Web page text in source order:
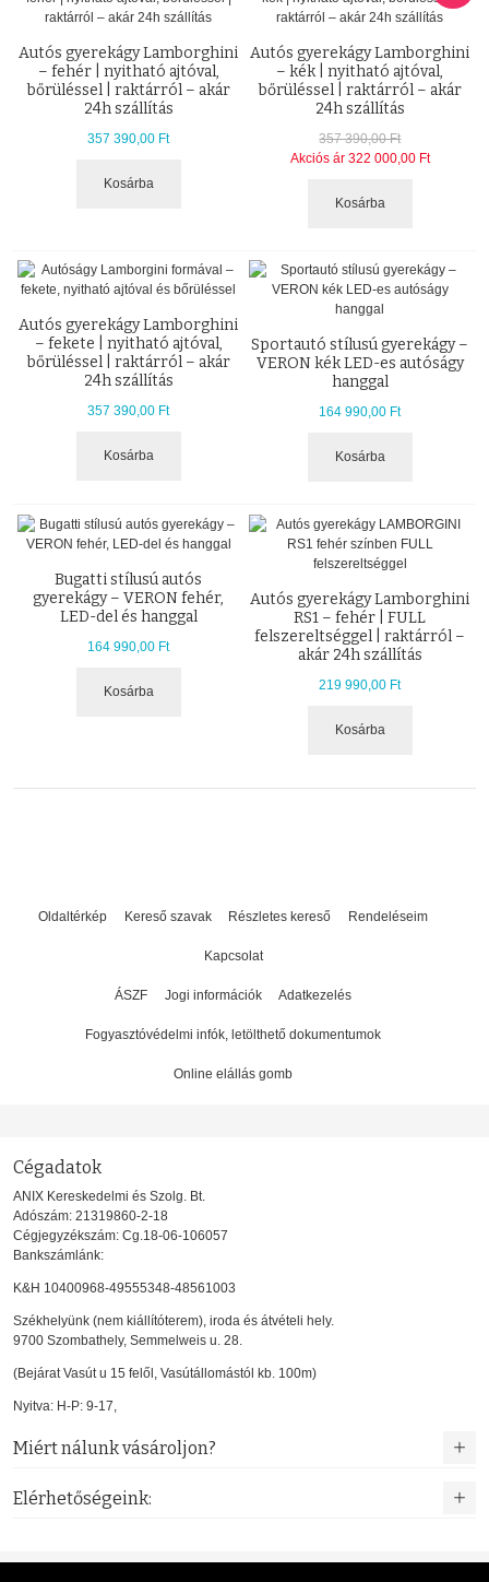
Autós gyerekágy Lamborghini
– fehér | nyitható ajtóval,
bőrüléssel | raktárról – akár
24h szállítás
357 390,00 Ft
Kosárba
Autós gyerekágy Lamborghini
– kék | nyitható ajtóval,
bőrüléssel | raktárról – akár
24h szállítás
357 390,00 Ft
Akciós ár 322 000,00 Ft
Kosárba
Autós gyerekágy Lamborghini
– fekete | nyitható ajtóval,
bőrüléssel | raktárról – akár
24h szállítás
357 390,00 Ft
Kosárba
Sportautó stílusú gyerekágy –
VERON kék LED-es autóságy
hanggal
164 990,00 Ft
Kosárba
Bugatti stílusú autós
gyerekágy – VERON fehér,
LED-del és hanggal
164 990,00 Ft
Kosárba
Autós gyerekágy Lamborghini
RS1 – fehér | FULL
felszereltséggel | raktárról –
akár 24h szállítás
219 990,00 Ft
Kosárba
Oldaltérkép Kereső szavak Részletes kereső Rendeléseim
Kapcsolat
ÁSZF Jogi információk Adatkezelés
Fogyasztóvédelmi infók, letölthető dokumentumok
Online elállás gomb
Cégadatok
ANIX Kereskedelmi és Szolg. Bt.
Adószám: 21319860-2-18
Cégjegyzékszám: Cg.18-06-106057
Bankszámlánk:
K&H 10400968-49555348-48561003
Székhelyünk (nem kiállítóterem), iroda és átvételi hely.
9700 Szombathely, Semmelweis u. 28.
(Bejárat Vasút u 15 felől, Vasútállomástól kb. 100m)
Nyitva: H-P: 9-17,
Miért nálunk vásároljon?
Elérhetőségeink: